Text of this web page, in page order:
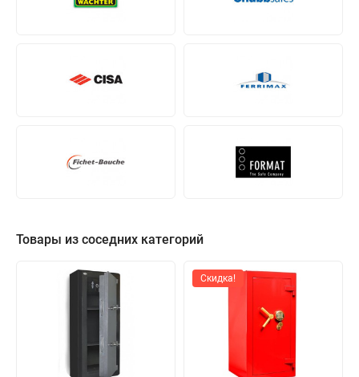
Товары из соседних категорий
Скидка!